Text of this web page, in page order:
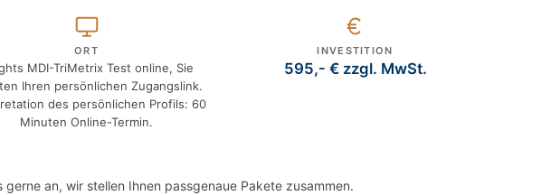
ORT
MDI-TriMetrix Test online, Sie
Ihren persönlichen Zugangslink.
des persönlichen Profils: 60
Minuten Online-Termin.
INVESTITION
595,- € zzgl. MwSt.
an, wir stellen Ihnen passgenaue Pakete zusammen.